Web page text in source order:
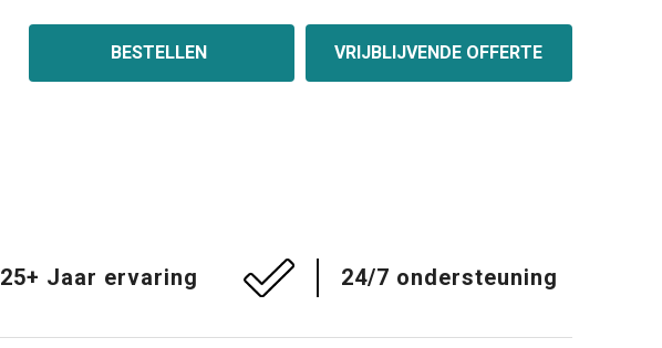
BESTELLEN VRIJBLIJVENDE OFFERTE
25+ Jaar ervaring 24/7 ondersteuning